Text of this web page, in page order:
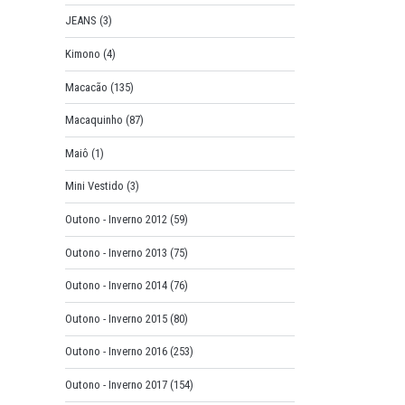
JEANS (3)
Kimono (4)
Macacão (135)
Macaquinho (87)
Maiô (1)
Mini Vestido (3)
Outono - Inverno 2012 (59)
Outono - Inverno 2013 (75)
Outono - Inverno 2014 (76)
Outono - Inverno 2015 (80)
Outono - Inverno 2016 (253)
Outono - Inverno 2017 (154)